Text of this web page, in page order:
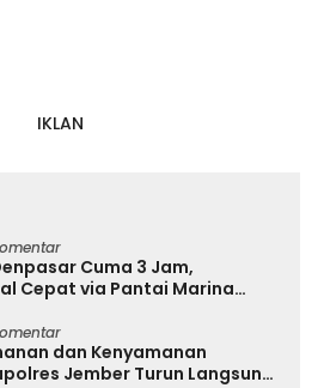
Cuma 3 Jam,
Cepat via Pantai Marina
dan Kenyamanan
Jember Turun Langsung